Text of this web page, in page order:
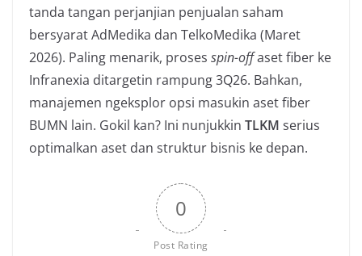
tanda tangan perjanjian penjualan saham
bersyarat AdMedika dan TelkoMedika (Maret
2026). Paling menarik, proses spin-offaset fiber ke
Infranexia ditargetin rampung 3Q26. Bahkan,
manajemen ngeksplor opsi masukin aset fiber
BUMN lain. Gokil kan? Ini nunjukkin TLKM serius
optimalkan aset dan struktur bisnis ke depan.
0
Post Rating